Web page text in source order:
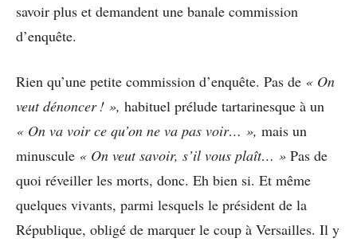
savoir plus et demandent une banale commission
d’enquête.
Rien qu’une petite commission d’enquête. Pas de « On
veut dénoncer ! », habituel prélude tartarinesque à un
« On va voir ce qu’on ne va pas voir… », mais un
minuscule « On veut savoir, s’il vous plaît… » Pas de
quoi réveiller les morts, donc. Eh bien si. Et même
quelques vivants, parmi lesquels le président de la
République, obligé de marquer le coup à Versailles. Il y